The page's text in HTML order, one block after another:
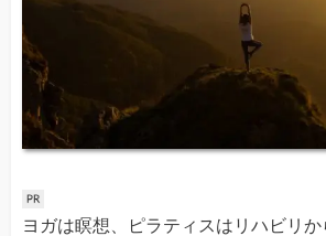
ヨガは瞑想、ピラティスはリハビリ